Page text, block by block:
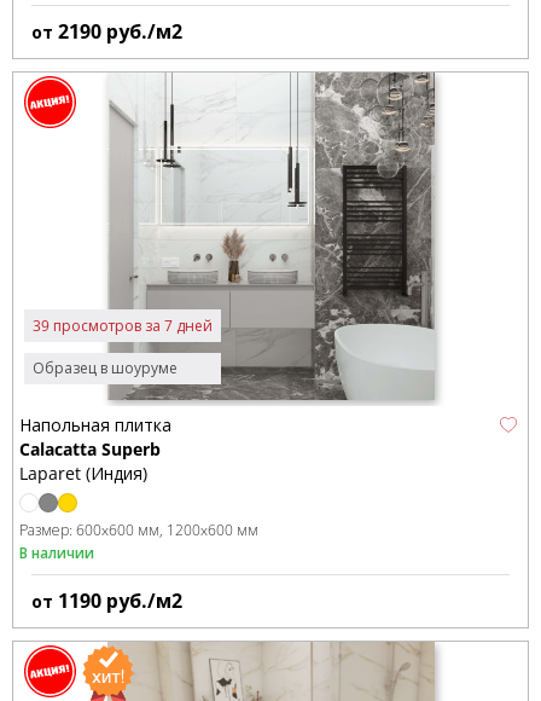
от 2190 руб./м2
Образец в шоуруме
39 просмотров за 7 дней
Напольная плитка
Calacatta Superb
Laparet (Индия)
Размер: 600x600 мм 1200x600 мм
В наличии
от 1190 руб./м2